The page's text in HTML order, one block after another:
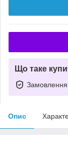
Що таке
Замовлення
Опис